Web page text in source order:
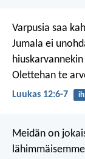
Varpusia saa
Jumala ei
Olettehan te
Luukas 12:6-7
Meidän on